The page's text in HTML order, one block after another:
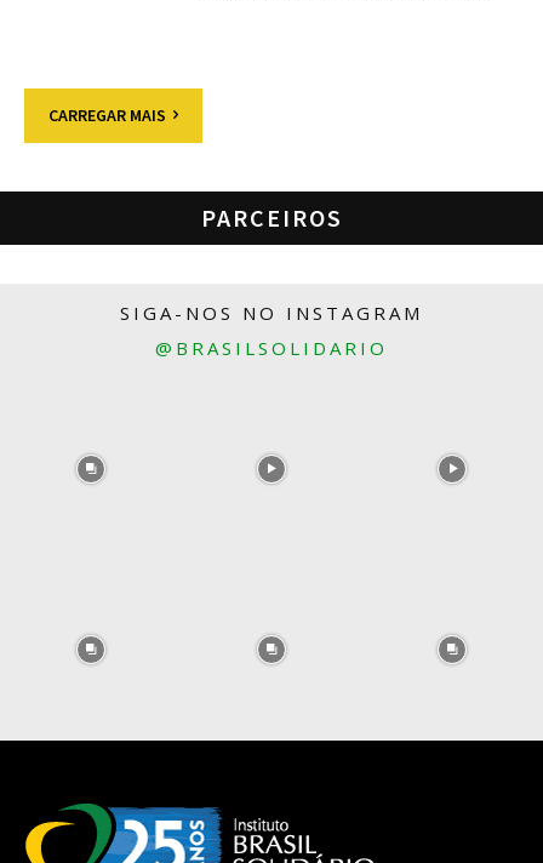
CARREGAR MAIS
PARCEIROS
SIGA-NOS NO INSTAGRAM
@BRASILSOLIDARIO